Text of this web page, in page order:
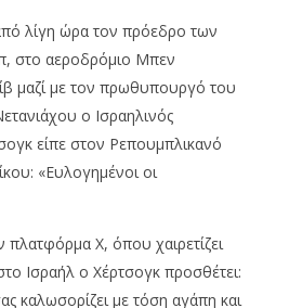
λίγη ώρα τον πρόεδρο των
στο αεροδρόμιο Μπεν
μαζί με τον πρωθυπουργό του
ο Ισραηλινός
είπε στον Ρεπουμπλικανό
«Ευλογημένοι οι
Χ, όπου χαιρετίζει
Ισραήλ ο Χέρτσογκ προσθέτει:
καλωσορίζει με τόση αγάπη και